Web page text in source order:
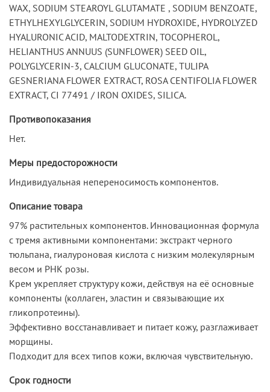
WAX, SODIUM STEAROYL GLUTAMATE , SODIUM BENZOATE,
ETHYLHEXYLGLYCERIN, SODIUM HYDROXIDE, HYDROLYZED
HYALURONIC ACID, MALTODEXTRIN, TOCOPHEROL,
HELIANTHUS ANNUUS (SUNFLOWER) SEED OIL,
POLYGLYCERIN-3, CALCIUM GLUCONATE, TULIPA
GESNERIANA FLOWER EXTRACT, ROSA CENTIFOLIA FLOWER
EXTRACT, CI 77491 / IRON OXIDES, SILICA.
Противопоказания
Нет.
Меры предосторожности
Индивидуальная непереносимость компонентов.
Описание товара
97% растительных компонентов. Инновационная формула
с тремя активными компонентами: экстракт черного
тюльпана, гиалуроновая кислота с низким молекулярным
весом и РНК розы.
Крем укрепляет структуру кожи, действуя на её основные
компоненты (коллаген, эластин и связывающие их
гликопротеины).
Эффективно восстанавливает и питает кожу, разглаживает
морщины.
Подходит для всех типов кожи, включая чувствительную.
Срок годности